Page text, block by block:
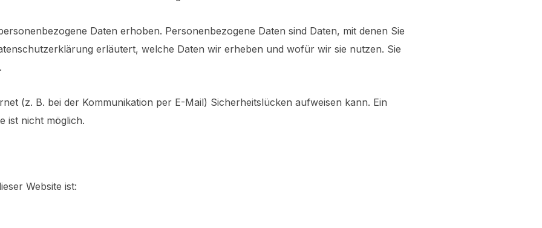
Daten erhoben. Personenbezogene Daten sind Daten, mit denen Sie
erläutert, welche Daten wir erheben und wofür wir sie nutzen. Sie
(z. B. bei der Kommunikation per E-Mail) Sicherheitslücken aufweisen kann. Ein
ist nicht möglich.
Website ist: